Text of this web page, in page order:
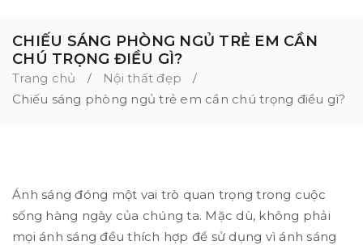
CHIẾU SÁNG PHÒNG NGỦ TRẺ EM CẦN
CHÚ TRỌNG ĐIỀU GÌ?
Trang chủ / Nội thất đẹp /
Chiếu sáng phòng ngủ trẻ em cần chú trọng điều gì?
Ánh sáng đóng một vai trò quan trọng trong cuộc
sống hàng ngày của chúng ta. Mặc dù, không phải
mọi ánh sáng đều thích hợp để sử dụng vì ánh sáng